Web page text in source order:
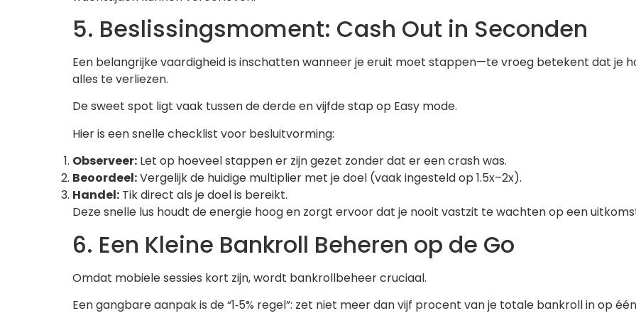
5. Beslissingsmoment: Cash Out in Seconden
Een belangrijke vaardigheid is inschatten wanneer je eruit moet stappen—te vroeg betekent dat je
alles te verliezen.
De sweet spot ligt vaak tussen de derde en vijfde stap op Easy mode.
Hier is een snelle checklist voor besluitvorming:
Observeer: Let op hoeveel stappen er zijn gezet zonder dat er een crash was.
Beoordeel:Vergelijk de huidige multiplier met je doel (vaak ingesteld op 1.5x–2x).
Handel: Tik direct als je doel is bereikt.
Deze snelle lus houdt de energie hoog en zorgt ervoor dat je nooit vastzit te wachten op een
6. Een Kleine Bankroll Beheren op de Go
Omdat mobiele sessies kort zijn, wordt bankrollbeheer cruciaal.
Een gangbare aanpak is de “1‑5% regel”: zet niet meer dan vijf procent van je totale bankroll in op